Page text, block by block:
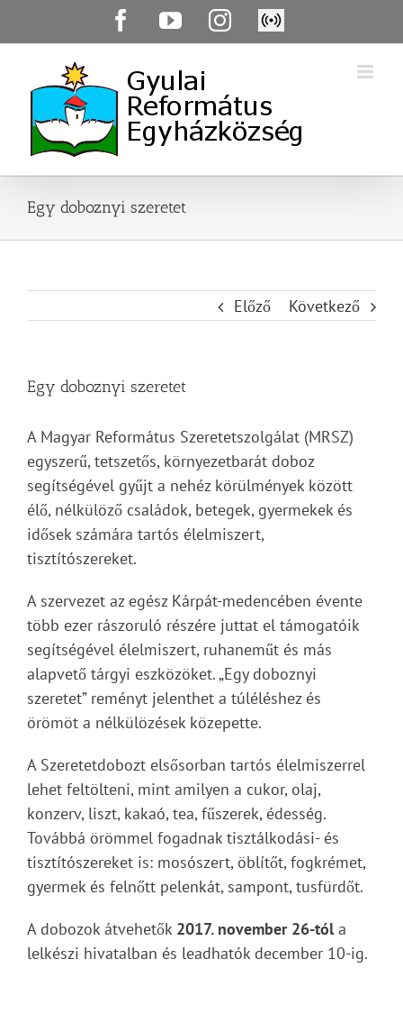
FacebookYouTubeInstagram
Élő
közvetítés
Egy doboznyi szeretet
Előző Következő
Egy doboznyi szeretet
A Magyar Református Szeretetszolgálat (MRSZ)
egyszerű, tetszetős, környezetbarát doboz
segítségével gyűjt a nehéz körülmények között
élő, nélkülöző családok, betegek, gyermekek és
idősek számára tartós élelmiszert,
tisztítószereket.
A szervezet az egész Kárpát-medencében évente
több ezer rászoruló részére juttat el támogatóik
segítségével élelmiszert, ruhaneműt és más
alapvető tárgyi eszközöket. „Egy doboznyi
szeretet” reményt jelenthet a túléléshez és
örömöt a nélkülözések közepette.
A Szeretetdobozt elsősorban tartós élelmiszerrel
lehet feltölteni, mint amilyen a cukor, olaj,
konzerv, liszt, kakaó, tea, fűszerek, édesség.
Továbbá örömmel fogadnak tisztálkodási- és
tisztítószereket is: mosószert, öblítőt, fogkrémet,
gyermek és felnőtt pelenkát, sampont, tusfürdőt.
A dobozok átvehetők 2017. november 26-tóla
lelkészi hivatalban és leadhatók december 10-ig.